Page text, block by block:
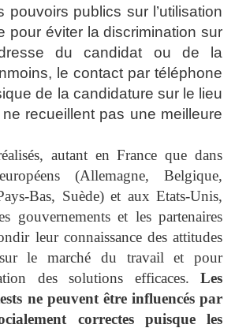
pouvoirs publics sur l’utilisation
pour éviter la discrimination sur
du candidat ou de la
le contact par téléphone
de la candidature sur le lieu
recueillent pas une meilleure
autant en France que dans
(Allemagne, Belgique,
Bas, Suède) et aux Etats-Unis,
gouvernements et les partenaires
leur connaissance des attitudes
sur le marché du travail et pour
des solutions efficaces. Les
ne peuvent être influencés par
correctes puisque les